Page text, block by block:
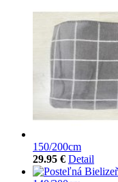
150/200cm
29.95 € Detail